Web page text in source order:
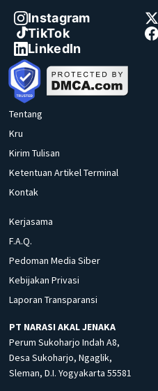
Instagram
TikTok
LinkedIn
Tentang
Kru
Kirim Tulisan
Ketentuan Artikel Terminal
Kontak
Kerjasama
F.A.Q.
Pedoman Media Siber
Kebijakan Privasi
Laporan Transparansi
PT NARASI AKAL JENAKA
Perum Sukoharjo Indah A8,
Desa Sukoharjo, Ngaglik,
Sleman, D.I. Yogyakarta 55581